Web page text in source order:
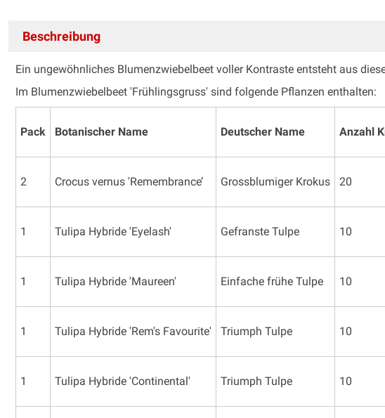
Beschreibung
Ein ungewöhnliches Blumenzwiebelbeet voller Kontraste entsteht aus
Im Blumenzwiebelbeet 'Frühlingsgruss' sind folgende Pflanzen enthalten:
Pack Botanischer Name Deutscher Name Anzahl
2 Crocus vernus 'Remembrance’ Grossblumiger Krokus 20
1 Tulipa Hybride 'Eyelash' Gefranste Tulpe 10
1 Tulipa Hybride 'Maureen' Einfache frühe Tulpe 10
1 Tulipa Hybride 'Rem's Favourite' Triumph Tulpe 10
1 Tulipa Hybride 'Continental' Triumph Tulpe 10